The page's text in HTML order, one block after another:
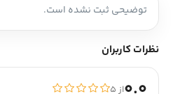
توضیحی ثبت نشده است.
نظرات کاربران
از ۵